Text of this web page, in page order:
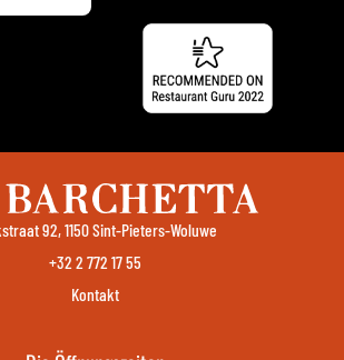
92, 1150 Sint-Pieters-Woluwe
+32 2 772 17 55
Kontakt